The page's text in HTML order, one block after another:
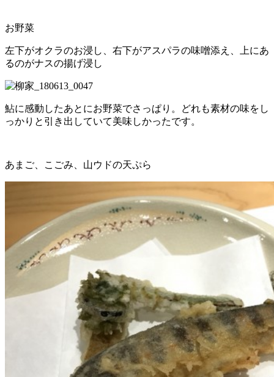
お野菜
左下がオクラのお浸し、右下がアスパラの味噌添え、上にあ
るのがナスの揚げ浸し
鮎に感動したあとにお野菜でさっぱり。どれも素材の味をし
っかりと引き出していて美味しかったです。
あまご、こごみ、山ウドの天ぷら